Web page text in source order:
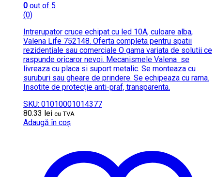
0 out of 5
(0)
Intrerupator cruce echipat cu led 10A, culoare alba,
Valena Life 752148. Oferta completa pentru spatii
rezidentiale sau comerciale O gama variata de solutii ce
raspunde oricaror nevoi. Mecanismele Valena se
livreaza cu placa si suport metalic. Se monteaza cu
suruburi sau gheare de prindere. Se echipeaza cu rama.
Insotite de protecţie anti-praf, transparenta.
SKU: 01010001014377
80.33 lei cu TVA
Adaugă în coș